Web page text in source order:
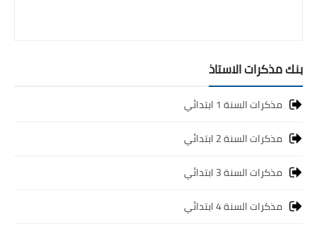
بنك مذكرات الاستاذ
مذكرات السنة 1 ابتدائي
مذكرات السنة 2 ابتدائي
مذكرات السنة 3 ابتدائي
مذكرات السنة 4 ابتدائي